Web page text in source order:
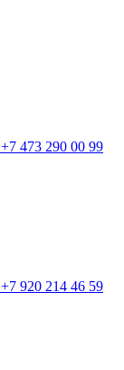
+7 473 290 00 99
+7 920 214 46 59